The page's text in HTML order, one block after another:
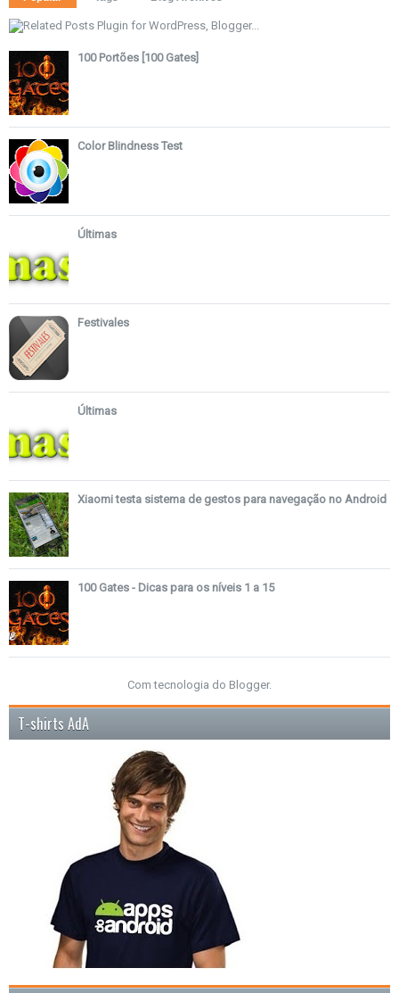
100 Portões [100 Gates]
Color Blindness Test
Últimas
Festivales
Últimas
Xiaomi testa sistema de gestos para navegação no Android
100 Gates - Dicas para os níveis 1 a 15
Com tecnologia do Blogger.
T-shirts AdA